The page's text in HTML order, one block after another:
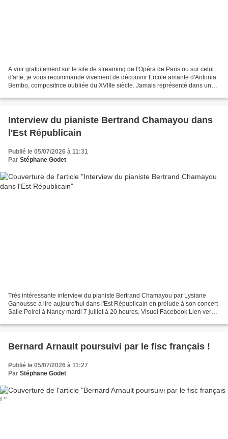
A voir gratuitement sur le site de streaming de l'Opéra de Paris ou sur celui
d'arte, je vous recommande vivement de découvrir Ercole amante d'Antonia
Bembo, compositrice oubliée du XVIIIe siècle. Jamais représenté dans une
Interview du pianiste Bertrand Chamayou dans
l'Est Républicain
Publié le 05/07/2026 à 11:31
Par Stéphane Godet
Très intéressante interview du pianiste Bertrand Chamayou par Lysiane
Ganousse à lire aujourd'hui dans l'Est Républicain en prélude à son concert
Salle Poirel à Nancy mardi 7 juillet à 20 heures. Visuel Facebook Lien vers
Bernard Arnault poursuivi par le fisc français !
Publié le 05/07/2026 à 11:27
Par Stéphane Godet